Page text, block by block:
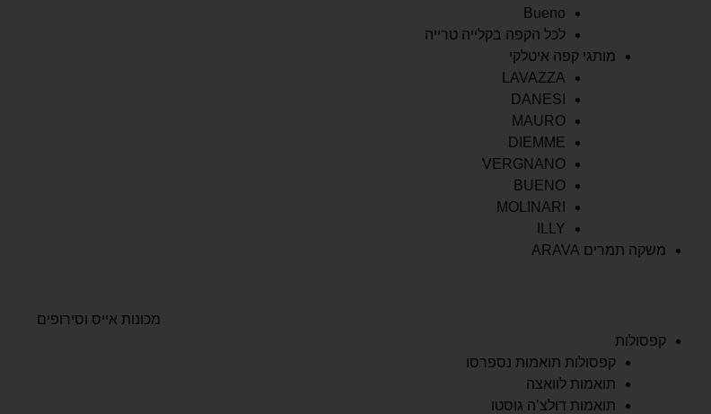
Bueno
לכל הקפה בקלייה טרייה
מותגי קפה איטלקי
LAVAZZA
DANESI
MAURO
DIEMME
VERGNANO
BUENO
MOLINARI
ILLY
משקה תמרים ARAVA
מכונות אייס וסירופים
קפסולות
קפסולות תואמות נספרסו
תואמות לוואצה
תואמות דולצ’ה גוסטו